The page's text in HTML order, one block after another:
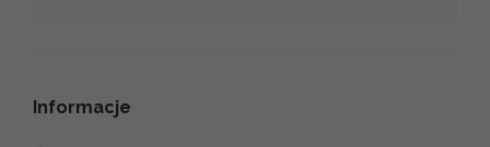
Informacje